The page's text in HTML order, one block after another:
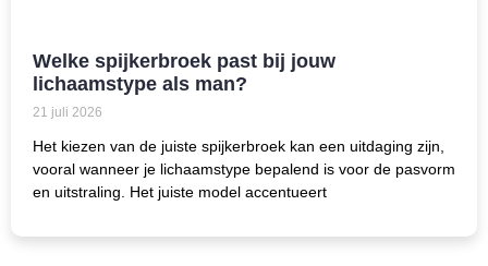
Welke spijkerbroek past bij jouw
lichaamstype als man?
21 juli 2026
Het kiezen van de juiste spijkerbroek kan een uitdaging zijn,
vooral wanneer je lichaamstype bepalend is voor de pasvorm
en uitstraling. Het juiste model accentueert